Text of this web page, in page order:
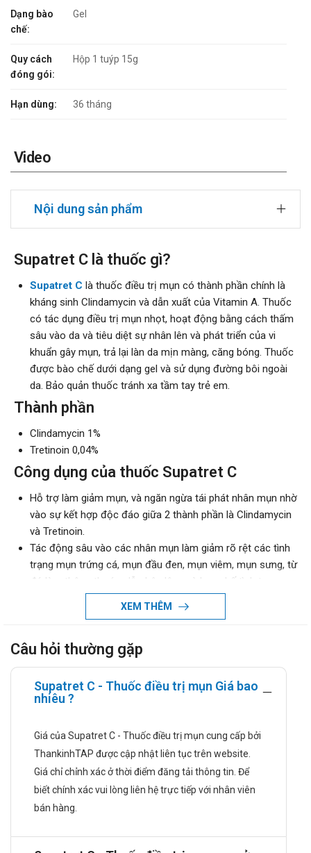
Dạng bào
chế:
Gel
Quy cách
đóng gói:
Hộp 1 tuýp 15g
Hạn dùng: 36 tháng
Video
Nội dung sản phẩm
Supatret C là thuốc gì?
Supatret C là thuốc điều trị mụn có thành phần chính là
kháng sinh Clindamycin và dẫn xuất của Vitamin A. Thuốc
có tác dụng điều trị mụn nhọt, hoạt động bằng cách thấm
sâu vào da và tiêu diệt sự nhân lên và phát triển của vi
khuẩn gây mụn, trả lại làn da mịn màng, căng bóng. Thuốc
được bào chế dưới dạng gel và sử dụng đường bôi ngoài
da. Bảo quản thuốc tránh xa tầm tay trẻ em.
Thành phần
Clindamycin 1%
Tretinoin 0,04%
Công dụng của thuốc Supatret C
Hỗ trợ làm giảm mụn, và ngăn ngừa tái phát nhân mụn nhờ
vào sự kết hợp độc đáo giữa 2 thành phần là Clindamycin
và Tretinoin.
Tác động sâu vào các nhân mụn làm giảm rõ rệt các tình
trạng mụn trứng cá, mụn đầu đen, mụn viêm, mụn sưng, từ
đó làm thông thoáng lỗ chân lông và hạn chế tình trạng
mụn quay trở lại.
Hỗ trợ chăm sóc da sau mụn, làm trẻ hoá và khắc phục
Liều dùng và cách dùng:
Liều dùng:
Bước 1: Làm sạch da với nước và sữa rửa mặt, vệ sinh
Bước 2: Lấy một lượng Gel Supatret C vừa đủ cỡ bằng
hạt đậu nhỏ ra đầu ngón tay, sau đó chấm đề lên mặt
những vùng da đang bị mụn. Tránh bôi thuốc vào mắt,
miệng.
Bước 3: Có thể kết hợp thuốc với chu trình dưỡng da
hàng ngày để da vẫn được chăm sóc và dưỡng ẩm đầy
đủ, điều này sẽ giúp da khoẻ và nhanh chóng lành hơn.
XEM THÊM
Câu hỏi thường gặp
Supatret C - Thuốc điều trị mụn Giá bao
nhiêu ?
Giá của Supatret C - Thuốc điều trị mụn cung cấp bởi
ThankinhTAP được cập nhật liên tục trên website.
Giá chỉ chỉnh xác ở thời điểm đăng tải thông tin. Để
biết chính xác vui lòng liên hệ trực tiếp với nhân viên
bán hàng.